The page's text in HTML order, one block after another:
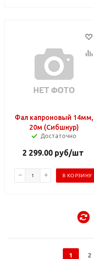
Фал капроновый 14мм,
20м (Сибшнур)
Достаточно
2 299.00 руб/шт
В КОРЗИНУ
1 2